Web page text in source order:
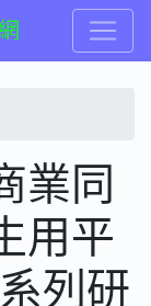
業同
用平
列研